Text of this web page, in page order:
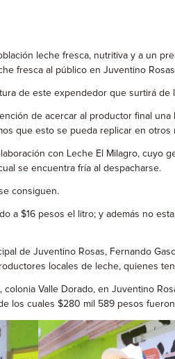
leche fresca, nutritiva y a un
fresca al público en Juventino
de este expendedor que surtirá
de acercar al productor final
que esto se pueda replicar en otros
con Leche El Milagro,
se encuentra fría al despacharse.
consiguen.
a $16 pesos el litro; y además no
de Juventino Rosas, Fernando
locales de leche, quienes
Valle Dorado, en Juventino
los cuales $280 mil 589 pesos